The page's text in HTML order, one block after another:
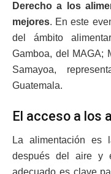
Derecho a los
mejores. En este
del ámbito
Gamboa, del MAGA;
Samayoa,
Guatemala.
El acceso a los
La alimentación es
después del aire y
adecuado es clave